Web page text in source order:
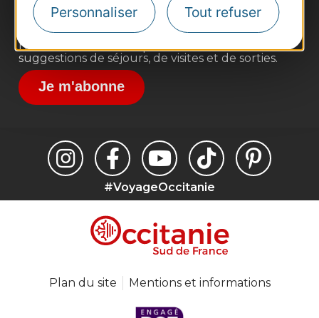
Personnaliser Tout refuser
Destination Sport
Inscrivez-vous à la lettre d'information
Destination Occitanie pour recevoir des
suggestions de séjours, de visites et de sorties.
Je m'abonne
#VoyageOccitanie
Plan du site Mentions et informations